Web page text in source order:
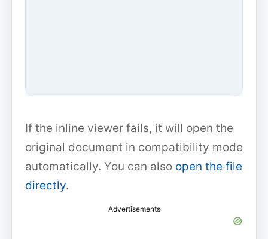
If the inline viewer fails, it will open the
original document in compatibility mode
automatically. You can also open the file
directly.
Advertisements